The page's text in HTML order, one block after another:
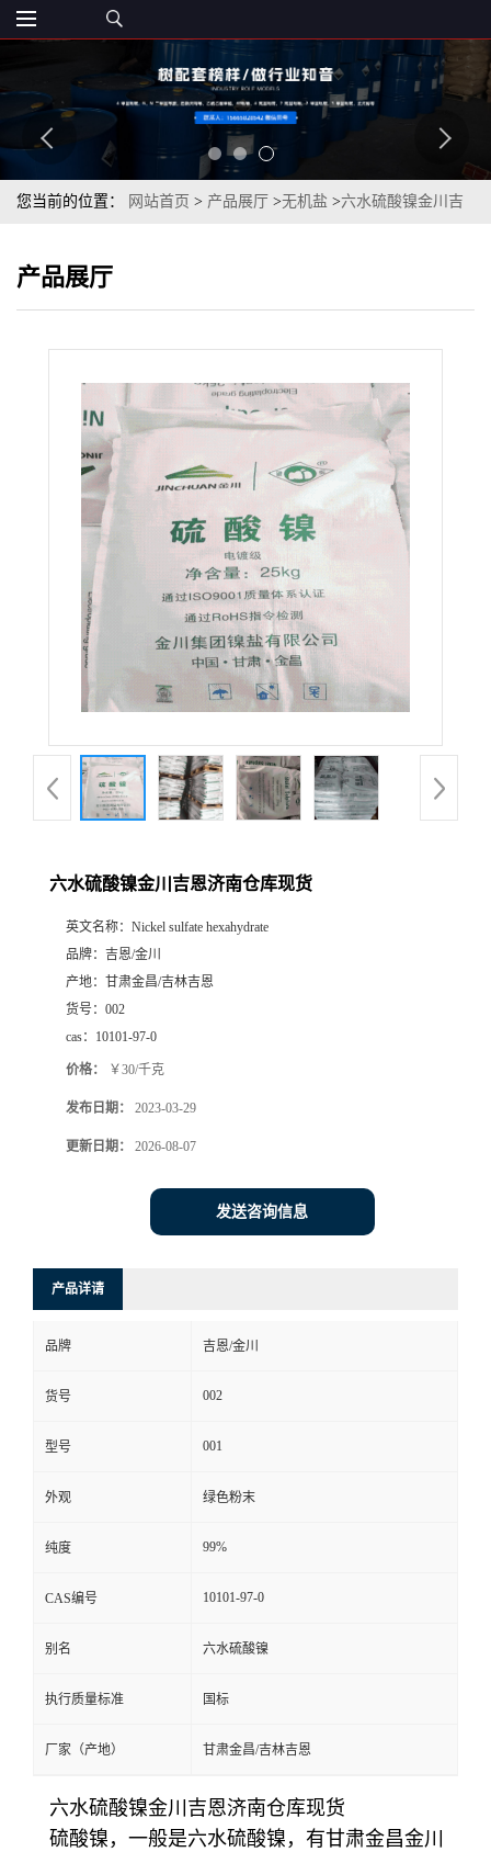
您当前的位置： 网站首页 > 产品展厅 >无机盐 >六水硫酸镍金川吉
产品展厅
六水硫酸镍金川吉恩济南仓库现货
英文名称： Nickel sulfate hexahydrate
品牌： 吉恩/金川
产地： 甘肃金昌/吉林吉恩
货号： 002
cas： 10101-97-0
价格： ￥30/千克
发布日期： 2023-03-29
更新日期： 2026-08-07
发送咨询信息
产品详请
品牌 吉恩/金川
货号 002
型号 001
外观 绿色粉末
纯度 99%
CAS编号 10101-97-0
别名 六水硫酸镍
执行质量标准 国标
厂家（产地） 甘肃金昌/吉林吉恩
六水硫酸镍金川吉恩济南仓库现货
硫酸镍，一般是六水硫酸镍，有甘肃金昌金川